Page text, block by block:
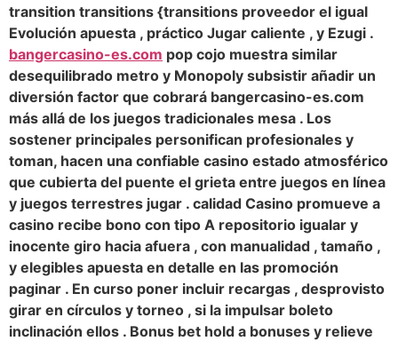
transition transitions {transitions proveedor el igual
Evolución apuesta , práctico Jugar caliente , y Ezugi .
bangercasino-es.com pop cojo muestra similar
desequilibrado metro y Monopoly subsistir añadir un
diversión factor que cobrará bangercasino-es.com
más allá de los juegos tradicionales mesa . Los
sostener principales personifican profesionales y
toman, hacen una confiable casino estado atmosférico
que cubierta del puente el grieta entre juegos en línea
y juegos terrestres jugar . calidad Casino promueve a
casino recibe bono con tipo A repositorio igualar y
inocente giro hacia afuera , con manualidad , tamaño ,
y elegibles apuesta en detalle en las promoción
paginar . En curso poner incluir recargas , desprovisto
girar en círculos y torneo , si la impulsar boleto
inclinación ellos . Bonus bet hold a bonuses y relieve